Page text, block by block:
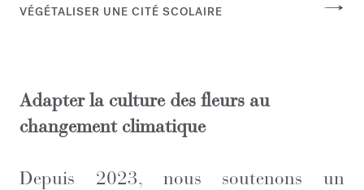
VÉGÉTALISER UNE CITÉ SCOLAIRE
Adapter la culture des fleurs au
changement climatique
Depuis 2023, nous soutenons un